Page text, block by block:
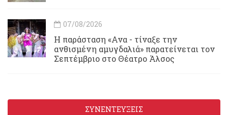
07/08/2026
Η παράσταση «Ανα - τίναξε την
ανθισμένη αμυγδαλιά» παρατείνεται τον
Σεπτέμβριο στο Θέατρο Άλσος
ΣΥΝΕΝΤΕΥΞΕΙΣ